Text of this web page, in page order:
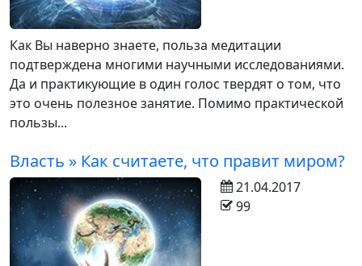
Как Вы наверно знаете, польза медитации
подтверждена многими научными исследованиями.
Да и практикующие в один голос твердят о том, что
это очень полезное занятие. Помимо практической
пользы...
Власть » Как считаете, что правит миром?
21.04.2017
99